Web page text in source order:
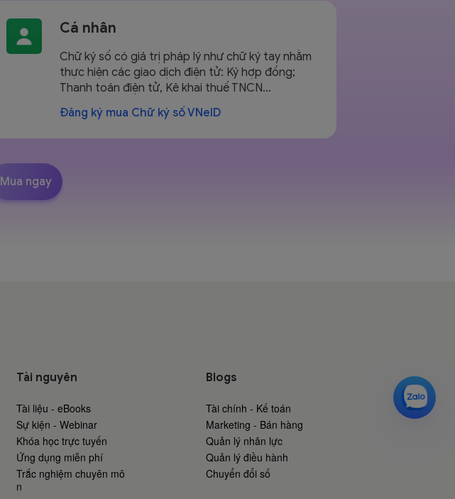
Cá nhân
Chữ ký số có giá trị pháp lý như chữ ký tay nhằm
thực hiện các giao dịch điện tử: Ký hợp đồng;
Thanh toán điện tử, Kê khai thuế TNCN…
Đăng ký mua Chữ ký số VNeID
Mua ngay
Tài nguyên
Tài liệu - eBooks
Sự kiện - Webinar
Khóa học trực tuyến
Ứng dụng miễn phí
Trắc nghiệm chuyên mô
n
Blogs
Tài chính - Kế toán
Marketing - Bán hàng
Quản lý nhân lực
Quản lý điều hành
Chuyển đổi số